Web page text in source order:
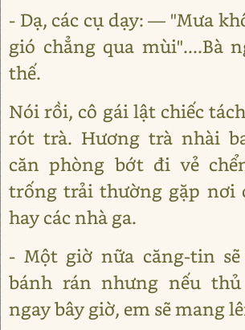
- Dạ, các cụ dạy: ― "Mưa
gió chẳng qua mùi"....Bà
thế.
Nói rồi, cô gái lật chiếc
rót trà. Hương trà nhài
căn phòng bớt đi vẻ
trống trải thường gặp nơi
hay các nhà ga.
- Một giờ nữa căng-tin
bánh rán nhưng nếu
ngay bây giờ, em sẽ mang